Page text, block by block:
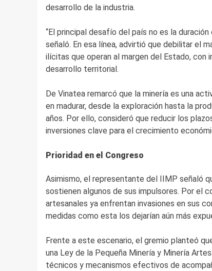
desarrollo de la industria.
“El principal desafío del país no es la
señaló. En esa línea, advirtió que debilitar el
ilícitas que operan al margen del Estado, con
desarrollo territorial.
De Vinatea remarcó que la minería es una
en madurar, desde la exploración hasta la
años. Por ello, consideró que reducir los
inversiones clave para el crecimiento
Prioridad en el Congreso
Asimismo, el representante del IIMP señaló
sostienen algunos de sus impulsores. Por el
artesanales ya enfrentan invasiones en sus
medidas como esta los dejarían aún más
Frente a este escenario, el gremio planteó
una Ley de la Pequeña Minería y Minería
técnicos y mecanismos efectivos de